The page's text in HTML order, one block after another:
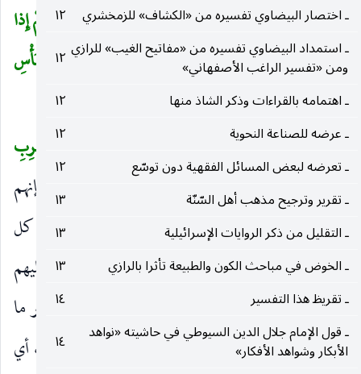
ـ اختصار البيضاوي تفسيره من «الكشاف» للزمخشري
١٢
ـ استمداد البيضاوي تفسيره من «مفاتيح الغيب» للرازي
ومن «تفسير الراغب الأصفهاني»
١٢
ـ اهتمامه بالقراءات وذكر الشاذ منها
١٢
ـ عرضه للصناعة النحوية
١٢
ـ تعرضه لبعض المسائل الفقهية دون توسّع
١٢
ـ تقرير وترجيح مذهب أهل السّنّة
١٣
ـ التقليل من ذكر الروايات الإسرائيلية
١٣
ـ الخوض في مباحث الكون والطبيعة تأثرا بالرازي
١٣
ـ تقريظ هذا التفسير
١٤
ـ قول الإمام جلال الدين السيوطي في حاشيته «نواهد
الأبكار وشواهد الأفكار»
١٤
وَفِي الرِّقابِ وَأَقامَ الصَّلاةَ وَآتَى الزَّكاةَ وَالْمُوفُونَ بِعَهْدِهِمْ إِذا
عاهَدُوا وَالصَّابِرِينَ فِي الْبَأْساءِ وَالضَّرَّاءِ وَحِينَ الْبَأْسِ
أُولئِكَ الَّذِينَ صَدَقُوا وَأُولئِكَ هُمُ الْمُتَّقُونَ
لَيْسَ الْبِرَّ أَنْ تُوَلُّوا وُجُوهَكُمْ قِبَلَ الْمَشْرِقِ وَالْمَغْرِبِ
الْبِرَّ كل فعل مرض ، والخطاب لأهل الكتاب فإنهم
أكثروا الخوض في أمر القبلة حين حولت ، وادعى كل
طائفة أن البر هو التوجه إلى قبلته ، فرد الله تعالى عليهم
وقال ؛ ليس البر ما أنتم عليه فإنه منسوخ ، ولكن البر ما
بينه الله واتبعه المؤمنون. وقيل عام لهم وللمسلمين ، أي